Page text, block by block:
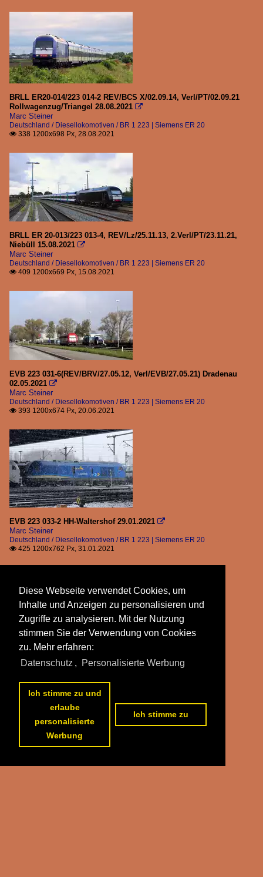
BRLL ER20-014/223 014-2 REV/BCS X/02.09.14, Verl/PT/02.09.21
Rollwagenzug/Triangel 28.08.2021 
Marc Steiner
Deutschland / Diesellokomotiven / BR 1 223 | Siemens ER 20
 338 1200x698 Px, 28.08.2021
BRLL ER 20-013/223 013-4, REV/Lz/25.11.13, 2.Verl/PT/23.11.21,
Niebüll 15.08.2021 
Marc Steiner
Deutschland / Diesellokomotiven / BR 1 223 | Siemens ER 20
 409 1200x669 Px, 15.08.2021
EVB 223 031-6(REV/BRV/27.05.12, Verl/EVB/27.05.21) Dradenau
02.05.2021 
Marc Steiner
Deutschland / Diesellokomotiven / BR 1 223 | Siemens ER 20
 393 1200x674 Px, 20.06.2021
EVB 223 033-2 HH-Waltershof 29.01.2021 
Marc Steiner
Deutschland / Diesellokomotiven / BR 1 223 | Siemens ER 20
 425 1200x762 Px, 31.01.2021
Diese Webseite verwendet Cookies, um
Inhalte und Anzeigen zu personalisieren und
Zugriffe zu analysieren. Mit der Nutzung
stimmen Sie der Verwendung von Cookies
zu. Mehr erfahren:
Datenschutz , Personalisierte Werbung
Ich stimme zu und
erlaube
personalisierte
Werbung
Ich stimme zu